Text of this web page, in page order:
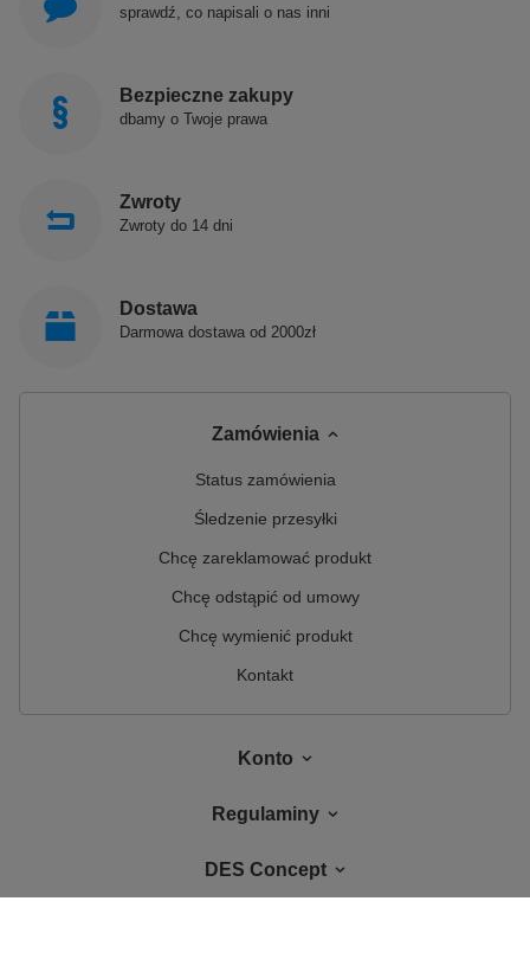
sprawdź, co napisali o nas inni
Bezpieczne zakupy
dbamy o Twoje prawa
Zwroty
Zwroty do 14 dni
Dostawa
Darmowa dostawa od 2000zł
Zamówienia
Status zamówienia
Śledzenie przesyłki
Chcę zareklamować produkt
Chcę odstąpić od umowy
Chcę wymienić produkt
Kontakt
Konto
Regulaminy
DES Concept